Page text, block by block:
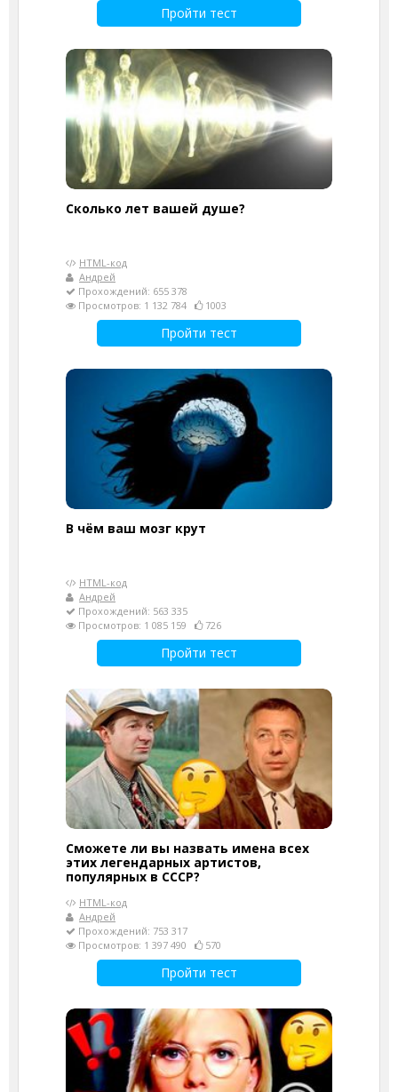
Пройти тест
Cколько лет вашей душе?
HTML-код
Андрей
Прохождений: 655 378
Просмотров: 1 132 784
1003
Пройти тест
В чём ваш мозг крут
HTML-код
Андрей
Прохождений: 563 335
Просмотров: 1 085 159
726
Пройти тест
Сможете ли вы назвать имена всех
этих легендарных артистов,
популярных в СССР?
HTML-код
Андрей
Прохождений: 753 317
Просмотров: 1 397 490
570
Пройти тест